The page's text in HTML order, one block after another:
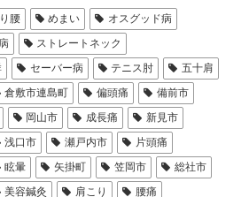
腰 めまい
オスグッド病
ストレートネック
セーバー病 テニス肘
五十肩
倉敷市連島町 偏頭痛
備前市
岡山市 成長痛
新見市
浅口市 瀬戸内市
片頭痛
眩暈 矢掛町 笠岡市
総社市
美容鍼灸 肩こり 腰痛